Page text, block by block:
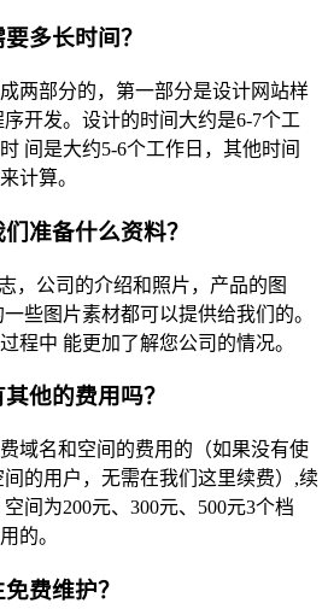
多长时间？
两部分的，第一部分是设计网站样
开发。设计的时间大约是6-7个工
间是大约5-6个工作日，其他时间
计算。
准备什么资料？
，公司的介绍和照片，产品的图
些图片素材都可以提供给我们的。
程中 能更加了解您公司的情况。
他的费用吗？
域名和空间的费用的（如果没有使
的用户，无需在我们这里续费）,续
间为200元、300元、500元3个档
的。
费维护？